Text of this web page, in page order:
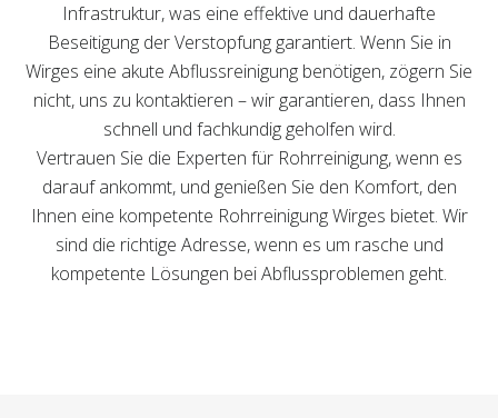
Infrastruktur, was eine effektive und dauerhafte
Beseitigung der Verstopfung garantiert. Wenn Sie in
Wirges eine akute Abflussreinigung benötigen, zögern Sie
nicht, uns zu kontaktieren – wir garantieren, dass Ihnen
schnell und fachkundig geholfen wird.
Vertrauen Sie die Experten für Rohrreinigung, wenn es
darauf ankommt, und genießen Sie den Komfort, den
Ihnen eine kompetente Rohrreinigung Wirges bietet. Wir
sind die richtige Adresse, wenn es um rasche und
kompetente Lösungen bei Abflussproblemen geht.